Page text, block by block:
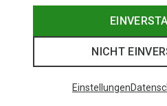
NICHT
Einstellungen